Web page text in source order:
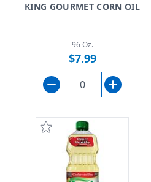
KING GOURMET CORN OIL
96 Oz.
$7.99